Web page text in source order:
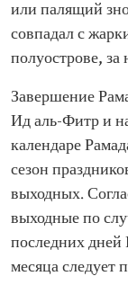
или палящий
совпадал с
полуострове, за
Завершение
Ид аль-Фитр и
календаре
сезон
выходных.
выходные по
последних дней
месяца следует